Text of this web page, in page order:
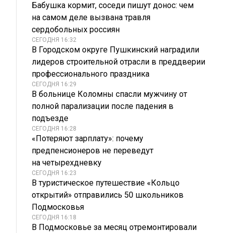
Бабушка кормит, соседи пишут донос: чем
на самом деле вызвана травля
сердобольных россиян
СЕГОДНЯ 16:32
В Городском округе Пушкинский наградили
лидеров строительной отрасли в преддверии
профессионального праздника
СЕГОДНЯ 16:29
В больнице Коломны спасли мужчину от
полной парализации после падения в
подъезде
СЕГОДНЯ 16:28
«Потеряют зарплату»: почему
предпенсионеров не переведут
на четырехдневку
СЕГОДНЯ 16:23
В туристическое путешествие «Кольцо
открытий» отправились 50 школьников
Подмосковья
СЕГОДНЯ 16:18
В Подмосковье за месяц отремонтировали